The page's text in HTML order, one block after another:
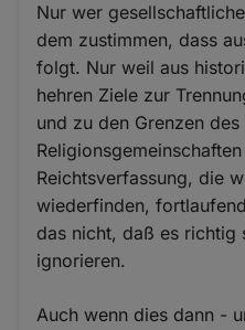
Nur wer
dem zustimmen, dass
folgt. Nur weil aus
hehren Ziele zur
und zu den Grenzen
Reichtsverfassung, die
wiederfinden,
das nicht, daß es richtig
ignorieren.
Auch wenn dies dann -